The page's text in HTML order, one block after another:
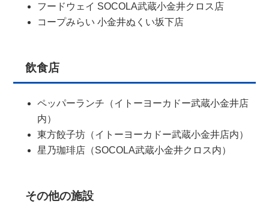
フードウェイ SOCOLA武蔵小金井クロス店
コープみらい 小金井ぬくい坂下店
飲食店
ペッパーランチ（イトーヨーカドー武蔵小金井店
内）
東方餃子坊（イトーヨーカドー武蔵小金井店内）
星乃珈琲店（SOCOLA武蔵小金井クロス内）
その他の施設